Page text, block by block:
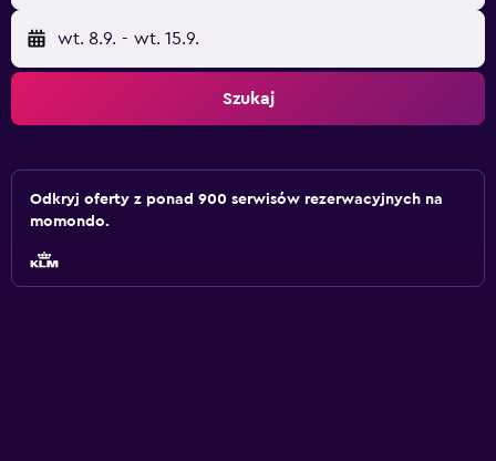
wt. 8.9. - wt. 15.9.
Szukaj
Odkryj oferty z ponad 900 serwisów rezerwacyjnych na
momondo.